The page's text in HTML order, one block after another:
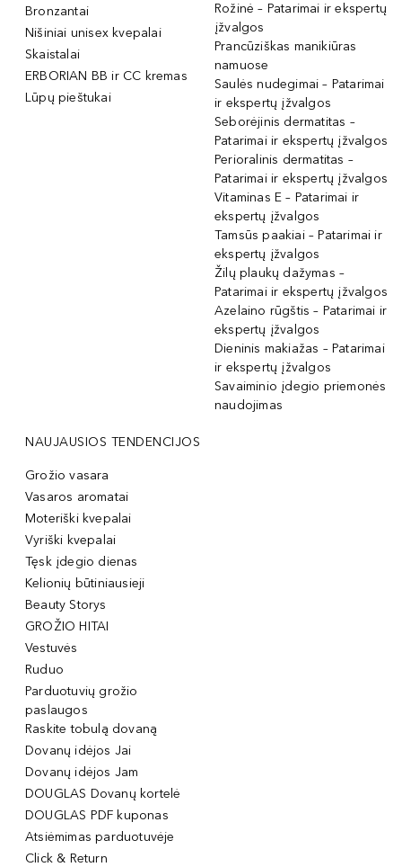
Bronzantai
Nišiniai unisex kvepalai
Skaistalai
ERBORIAN BB ir CC kremas
Lūpų pieštukai
Rožinė – Patarimai ir ekspertų
įžvalgos
Prancūziškas manikiūras
namuose
Saulės nudegimai – Patarimai
ir ekspertų įžvalgos
Seborėjinis dermatitas –
Patarimai ir ekspertų įžvalgos
Perioralinis dermatitas –
Patarimai ir ekspertų įžvalgos
Vitaminas E – Patarimai ir
ekspertų įžvalgos
Tamsūs paakiai – Patarimai ir
ekspertų įžvalgos
Žilų plaukų dažymas –
Patarimai ir ekspertų įžvalgos
Azelaino rūgštis – Patarimai ir
ekspertų įžvalgos
Dieninis makiažas – Patarimai
ir ekspertų įžvalgos
Savaiminio įdegio priemonės
naudojimas
NAUJAUSIOS TENDENCIJOS
Grožio vasara
Vasaros aromatai
Moteriški kvepalai
Vyriški kvepalai
Tęsk įdegio dienas
Kelionių būtiniausieji
Beauty Storys
GROŽIO HITAI
Vestuvės
Ruduo
Parduotuvių grožio
paslaugos
Raskite tobulą dovaną
Dovanų idėjos Jai
Dovanų idėjos Jam
DOUGLAS Dovanų kortelė
DOUGLAS PDF kuponas
Atsiėmimas parduotuvėje
Click & Return